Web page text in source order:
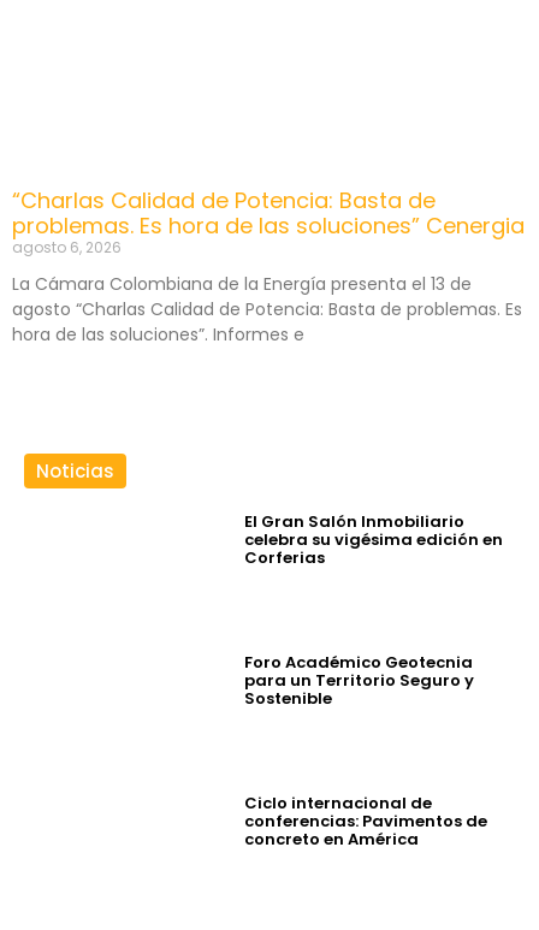
“Charlas Calidad de Potencia: Basta de
problemas. Es hora de las soluciones” Cenergia
agosto 6, 2026
La Cámara Colombiana de la Energía presenta el 13 de
agosto “Charlas Calidad de Potencia: Basta de problemas. Es
hora de las soluciones”. Informes e
Noticias
El Gran Salón Inmobiliario
celebra su vigésima edición en
Corferias
Foro Académico Geotecnia
para un Territorio Seguro y
Sostenible
Ciclo internacional de
conferencias: Pavimentos de
concreto en América